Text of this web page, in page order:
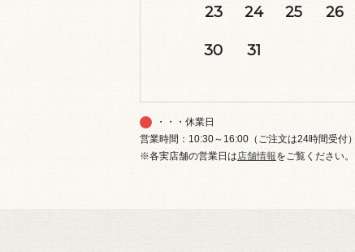
23 24 25 26
30 31
・・・休業日
営業時間：10:30～16:00（ご注文は24時間受付）
※各実店舗の営業日は店舗情報をご覧ください。